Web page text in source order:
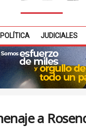
POLÍTICA JUDICIALES
a